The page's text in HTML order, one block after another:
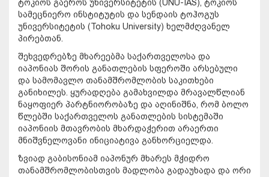
ტოკიოს გაეროს უნივერსიტეტის (UNU-IAS), ტოკიოს
სამეცნიერო ინსტიტუტის და სენდაის ტოჰოგუს
უნივერსიტეტის (Tohoku University) ხელმძღვანელ
პირებთან.
შეხვედრებზე მხარეებმა საქართველოსა და
იაპონიას შორის განათლების სფეროში არსებული
და სამომავლო თანამშრომლობის საკითხები
განიხილეს. ყურადღება გამახვილდა მრავალწლიან
ნაყოფიერ პარტნიორობაზე და აღინიშნა, რომ ბოლო
წლებში საქართველოს განათლების სისტემაში
იაპონიის მთავრობის მხარდაჭერით არაერთი
მნიშვნელოვანი ინიციატივა განხორციელდა.
ზვიად გაბისონიამ იაპონურ მხარეს მჭიდრო
თანამშრომლობისთვის მადლობა გადაუხადა და ორი